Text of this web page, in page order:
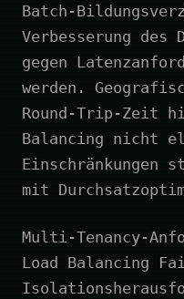
Batch-
Verbesserung des
gegen
werden.
Round-Trip-Zeit
Balancing nicht
Einschränkungen
mit
Multi-Tenancy-
Load Balancing